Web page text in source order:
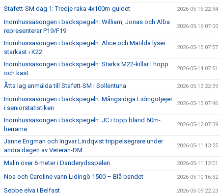
Stafett-SM dag 1: Tredje raka 4x100m-guldet 2026-05-16 22:34
Inomhussäsongen i backspegeln: William, Jonas och Alba
representerar P19/F19
2026-05-16 07:00
Inomhussäsongen i backspegeln: Alice och Matilda lyser
starkast i K22
2026-05-15 07:57
Inomhussäsongen i backspegeln: Starka M22-killar i hopp
och kast
2026-05-14 07:51
Åtta lag anmälda till Stafett-SM i Sollentuna 2026-05-13 22:39
Inomhussäsongen i backspegeln: Mångsidiga Lidingötjejer
i seniorstatistiken
2026-05-13 07:46
Inomhussäsongen i backspegeln: JC i topp bland 60m-
herrarna
2026-05-12 07:39
Janne Engman och Ingvar Lindqvist trippelsegrare under
andra dagen av Veteran-DM
2026-05-11 13:25
Malin över 6 meter i Danderydsspelen 2026-05-11 12:01
Noa och Caroline vann Lidingö 1500 – Blå bandet 2026-05-10 16:52
Sebbe elva i Belfast 2026-05-09 22:23